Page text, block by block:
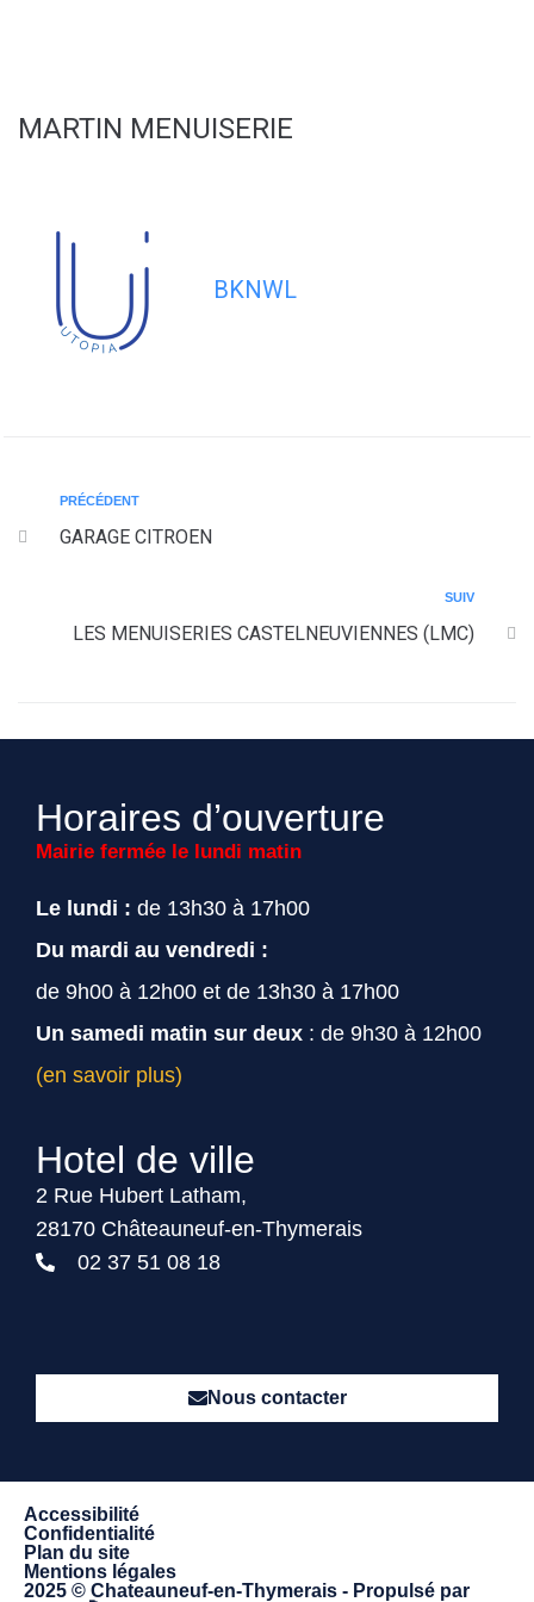
MARTIN MENUISERIE
BKNWL
PRÉCÉDENT
GARAGE CITROEN
SUIV
LES MENUISERIES CASTELNEUVIENNES (LMC)
Nous contacter
Hotel de ville
2 Rue Hubert Latham,
28170 Châteauneuf-en-Thymerais
02 37 51 08 18
Horaires d’ouverture
Mairie fermée le lundi matin
Le lundi : de 13h30 à 17h00
Du mardi au vendredi :
de 9h00 à 12h00 et de 13h30 à 17h00
Un samedi matin sur deux : de 9h30 à 12h00
(en savoir plus)
Accessibilité
Confidentialité
Plan du site
Mentions légales
2025 © Chateauneuf-en-Thymerais - Propulsé par